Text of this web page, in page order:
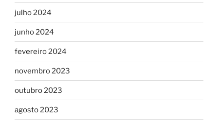
julho 2024
junho 2024
fevereiro 2024
novembro 2023
outubro 2023
agosto 2023